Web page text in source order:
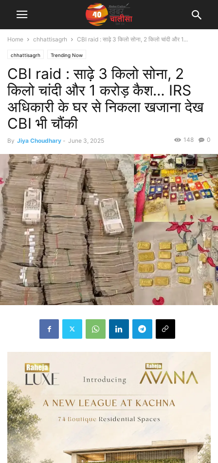
Home chhattisagrh CBI raid : साढ़े 3 किलो सोना, 2 किलो चांदी और 1...
chhattisagrh Trending Now
CBI raid : साढ़े 3 किलो सोना, 2
किलो चांदी और 1 करोड़ कैश… IRS
अधिकारी के घर से निकला खजाना देख
CBI भी चौंकी
By Jiya Choudhary - June 3, 2025 0
148